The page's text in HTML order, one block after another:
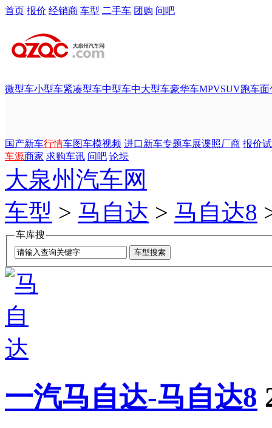
首页 报价 经销商 车型 二手车 团购 问吧
微型车小型车紧凑型车中型车中大型车豪华车MPVSUV跑车面
国产新车行情车图车模视频 进口新车专题车展谍照厂商 报价
车源商家 求购车讯 问吧 论坛
大泉州汽车网
车型 > 马自达 > 马自达8
车库搜
一汽马自达-马自达8